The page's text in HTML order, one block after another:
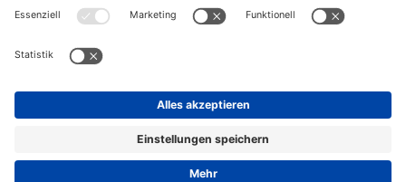
Sofort informiert über neue Artikel
ZUM NEWSLETTER ANMELDEN